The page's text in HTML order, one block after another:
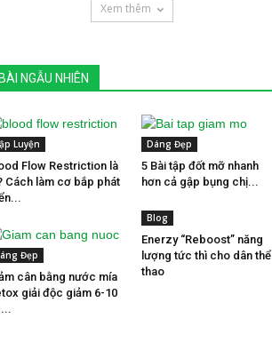
Xem thêm
BÀI NGẪU NHIÊN
Luyện
Flow Restriction là
Cách làm cơ bắp phát
Dáng Đẹp
5 Bài tập đốt mỡ nhanh
hơn cả gập bụng chị...
Đẹp
cân bằng nước mía
giải độc giảm 6-10
Blog
Enerzy “Reboost” năng
lượng tức thì cho dân thể
thao